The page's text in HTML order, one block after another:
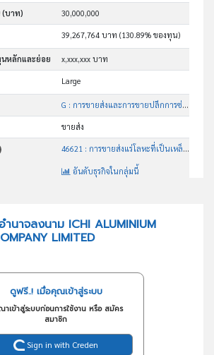
(บาท) 30,000,000
39,267,764 บาท (130.89% ของทุน)
หลักและย่อย x,xxx,xxx บาท
Large
G : การขายส่งและการขายปลีกการซ่อมยานยนต์และ จักรยานยนต์
ขายส่ง
46621 : การขายส่งแร่โลหะที่เป็นเหล็กและนอกกลุ่มเหล็ก
อันดับธุรกิจในกลุ่มนี้
ำนาจลงนาม ICHI ALUMINIUM
LIMITED
ดูฟรี..! เมื่อคุณเข้าสู่ระบบ
าเข้าสู่ระบบก่อนการใช้งาน หรือ สมัคร
สมาชิก
Sign in with Creden